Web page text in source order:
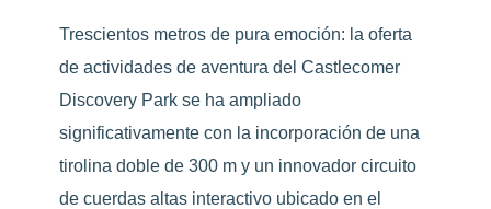
Trescientos metros de pura emoción: la oferta
de actividades de aventura del Castlecomer
Discovery Park se ha ampliado
significativamente con la incorporación de una
tirolina doble de 300 m y un innovador circuito
de cuerdas altas interactivo ubicado en el